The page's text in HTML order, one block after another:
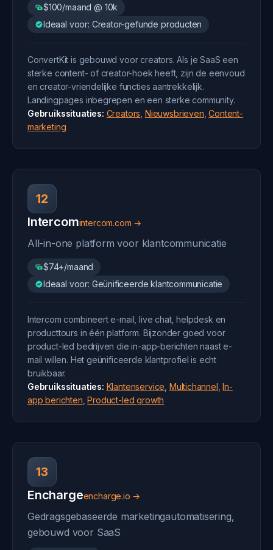
$100/maand @ 10k
Ideaal voor: Creator-gefunde producten
ConvertKit is gebouwd voor creators. Als je SaaS een
sterke content- of creator-hoek heeft, zijn de eenvoud
en creator-vriendelijke functies aantrekkelijk.
Landingpages inbegrepen en een sterke community.
Gebruikssituaties: Creators Nieuwsbrieven ,Content-
marketing
12
Intercomintercom.com →
All-in-one platform voor klantcommunicatie
$74+/maand
Ideaal voor: Geünificeerde klantcommunicatie
Intercom combineert e-mail, live chat, helpdesk en
producttours in één platform. Bijzonder goed voor
product-led bedrijven die in-app-berichten naast e-
mail willen. Het geünificeerde klantprofiel is echt
bruikbaar.
Gebruikssituaties: Klantenservice Multichannel ,In-
app berichten ,Product-led growth
13
Enchargeencharge.io →
Gedragsgebaseerde marketingautomatisering,
gebouwd voor SaaS